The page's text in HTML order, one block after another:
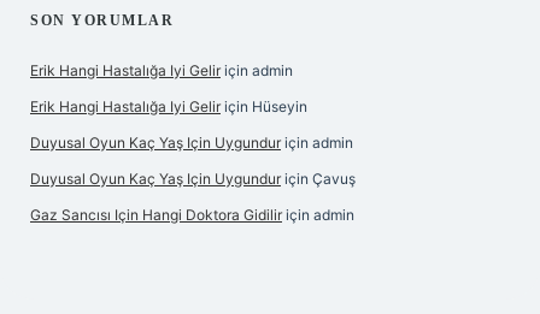
SON YORUMLAR
Erik Hangi Hastalığa Iyi Gelir için admin
Erik Hangi Hastalığa Iyi Gelir için Hüseyin
Duyusal Oyun Kaç Yaş Için Uygundur için admin
Duyusal Oyun Kaç Yaş Için Uygundur için Çavuş
Gaz Sancısı Için Hangi Doktora Gidilir için admin